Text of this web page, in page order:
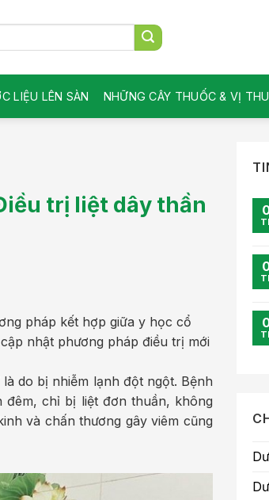
LIỆU LÊN SÀN NHỮNG CÂY THUỐC & VỊ
trị liệt dây thần
pháp kết hợp giữa y học cổ
nhật phương pháp điều trị mới
do bị nhiễm lạnh đột ngột. Bệnh
chỉ bị liệt đơn thuần, không
và chấn thương gây viêm cũng